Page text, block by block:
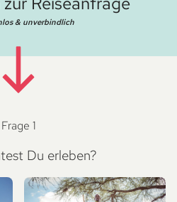
& unverbindlich
Frage 1
Du erleben?